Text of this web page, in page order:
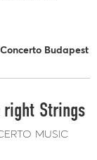
Concerto Budapest
Strings
music